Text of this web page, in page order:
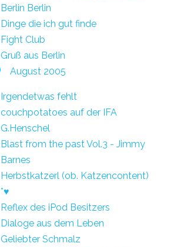
Berlin Berlin
Dinge die ich gut finde
Fight Club
Gruß aus Berlin
August 2005
Irgendetwas fehlt
couchpotatoes auf der IFA
G.Henschel
Blast from the past Vol.3 - Jimmy
Barnes
Herbstkatzerl (ob. Katzencontent)
*♥
Reflex des iPod Besitzers
Dialoge aus dem Leben
Geliebter Schmalz